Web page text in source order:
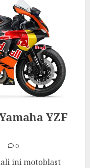
YZF
0
ini motoblast